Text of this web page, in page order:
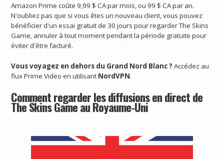
Amazon Prime coûte 9,99 $ CA par mois, ou 99 $ CA par an.
N'oubliez pas que si vous êtes un nouveau client, vous pouvez
bénéficier d'un essai gratuit de 30 jours pour regarder The Skins
Game, annuler à tout moment pendant la période gratuite pour
éviter d'être facturé.
Vous voyagez en dehors du Grand Nord Blanc ? Accédez au
flux Prime Video en utilisant NordVPN.
Comment regarder les diffusions en direct de
The Skins Game au Royaume-Uni